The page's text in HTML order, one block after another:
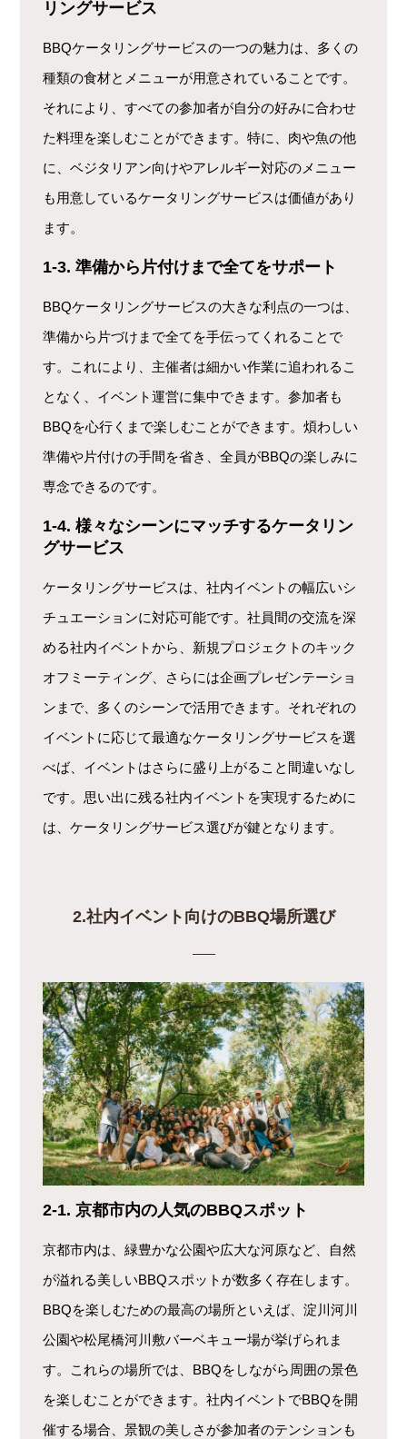
リングサービス
BBQケータリングサービスの一つの魅力は、多くの
種類の食材とメニューが用意されていることです。
それにより、すべての参加者が自分の好みに合わせ
た料理を楽しむことができます。特に、肉や魚の他
に、ベジタリアン向けやアレルギー対応のメニュー
も用意しているケータリングサービスは価値があり
ます。
1-3. 準備から片付けまで全てをサポート
BBQケータリングサービスの大きな利点の一つは、
準備から片づけまで全てを手伝ってくれることで
す。これにより、主催者は細かい作業に追われるこ
となく、イベント運営に集中できます。参加者も
BBQを心行くまで楽しむことができます。煩わしい
準備や片付けの手間を省き、全員がBBQの楽しみに
専念できるのです。
1-4. 様々なシーンにマッチするケータリン
グサービス
ケータリングサービスは、社内イベントの幅広いシ
チュエーションに対応可能です。社員間の交流を深
める社内イベントから、新規プロジェクトのキック
オフミーティング、さらには企画プレゼンテーショ
ンまで、多くのシーンで活用できます。それぞれの
イベントに応じて最適なケータリングサービスを選
べば、イベントはさらに盛り上がること間違いなし
です。思い出に残る社内イベントを実現するために
は、ケータリングサービス選びが鍵となります。
2.社内イベント向けのBBQ場所選び
2-1. 京都市内の人気のBBQスポット
京都市内は、緑豊かな公園や広大な河原など、自然
が溢れる美しいBBQスポットが数多く存在します。
BBQを楽しむための最高の場所といえば、淀川河川
公園や松尾橋河川敷バーベキュー場が挙げられま
す。これらの場所では、BBQをしながら周囲の景色
を楽しむことができます。社内イベントでBBQを開
催する場合、景観の美しさが参加者のテンションも